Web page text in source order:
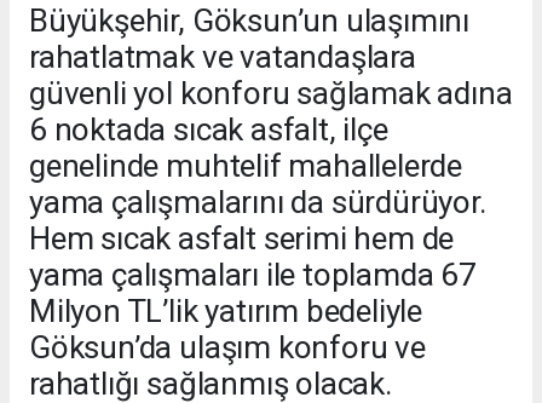
Büyükşehir, Göksun’un ulaşımını
rahatlatmak ve vatandaşlara
güvenli yol konforu sağlamak adına
6 noktada sıcak asfalt, ilçe
genelinde muhtelif mahallelerde
yama çalışmalarını da sürdürüyor.
Hem sıcak asfalt serimi hem de
yama çalışmaları ile toplamda 67
Milyon TL’lik yatırım bedeliyle
Göksun’da ulaşım konforu ve
rahatlığı sağlanmış olacak.